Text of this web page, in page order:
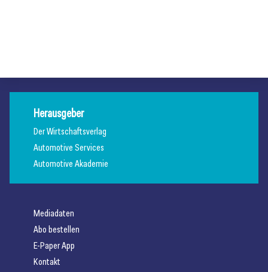
Herausgeber
Der Wirtschaftsverlag
Automotive Services
Automotive Akademie
Mediadaten
Abo bestellen
E-Paper App
Kontakt